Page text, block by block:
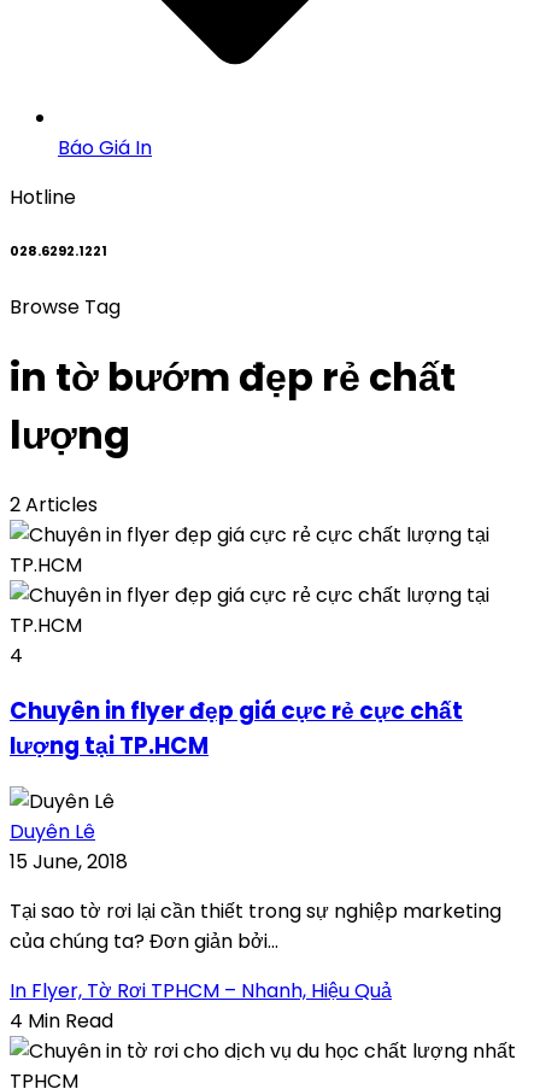
Báo Giá In
Hotline
028.6292.1221
Browse Tag
in tờ bướm đẹp rẻ chất
lượng
2 Articles
4
Chuyên in flyer đẹp giá cực rẻ cực chất
lượng tại TP.HCM
Duyên Lê
15 June, 2018
Tại sao tờ rơi lại cần thiết trong sự nghiệp marketing
của chúng ta? Đơn giản bởi...
In Flyer, Tờ Rơi TPHCM – Nhanh, Hiệu Quả
4 Min Read